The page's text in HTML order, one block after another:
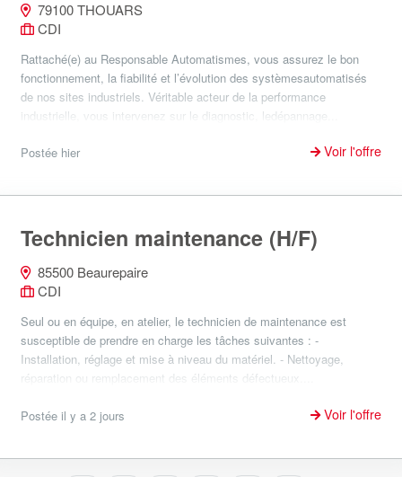
79100 THOUARS
CDI
Rattaché(e) au Responsable Automatismes, vous assurez le bon
fonctionnement, la fiabilité et l’évolution des systèmesautomatisés
de nos sites industriels. Véritable acteur de la performance
industrielle, vous intervenez sur le diagnostic, ledépannage...
Postée hier Voir l'offre
Technicien maintenance (H/F)
85500 Beaurepaire
CDI
Seul ou en équipe, en atelier, le technicien de maintenance est
susceptible de prendre en charge les tâches suivantes : -
Installation, réglage et mise à niveau du matériel. - Nettoyage,
réparation ou remplacement des éléments défectueux....
Postée il y a 2 jours Voir l'offre